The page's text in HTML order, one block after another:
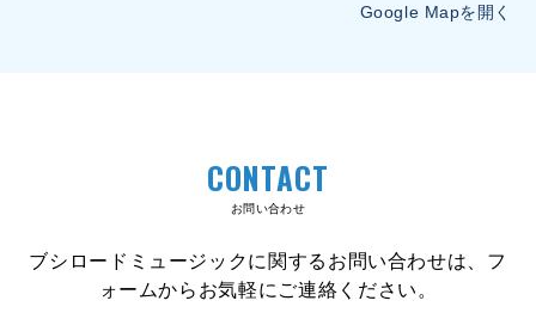
Google Mapを開く
CONTACT
お問い合わせ
ブシロードミュージックに関するお問い合わせは、フ
ォームからお気軽にご連絡ください。